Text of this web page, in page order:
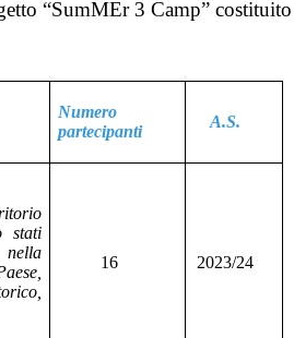
“SumMEr 3 Camp”
Numero
partecipanti
A.S.
stati
16 2023/24